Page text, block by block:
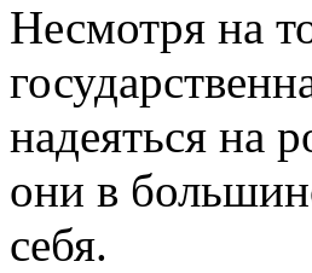
Несмотря на
надеяться на
они в
себя.